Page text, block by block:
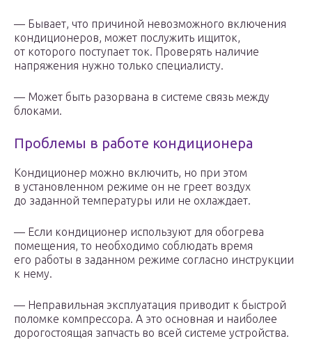
— Бывает, что причиной невозможного включения
кондиционеров, может послужить ищиток,
от которого поступает ток. Проверять наличие
напряжения нужно только специалисту.
— Может быть разорвана в системе связь между
блоками.
Проблемы в работе кондиционера
Кондиционер можно включить, но при этом
в установленном режиме он не греет воздух
до заданной температуры или не охлаждает.
— Если кондиционер используют для обогрева
помещения, то необходимо соблюдать время
его работы в заданном режиме согласно инструкции
к нему.
— Неправильная эксплуатация приводит к быстрой
поломке компрессора. А это основная и наиболее
дорогостоящая запчасть во всей системе устройства.